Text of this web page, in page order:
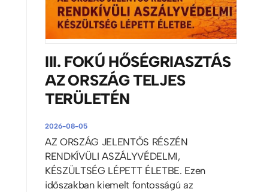
III. FOKÚ HŐSÉGRIASZTÁS
AZ ORSZÁG TELJES
TERÜLETÉN
2026-08-05
AZ ORSZÁG JELENTŐS RÉSZÉN
RENDKÍVÜLI ASZÁLYVÉDELMI,
KÉSZÜLTSÉG LÉPETT ÉLETBE. Ezen
időszakban kiemelt fontosságú az